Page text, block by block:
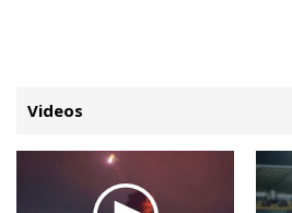
ΚΑΤΗΓΟΡΙΕΣ ΣΥΝΔΕΣΗ
Videos